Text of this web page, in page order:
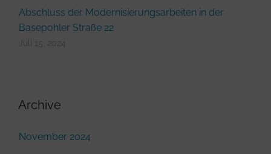
Abschluss der Modernisierungsarbeiten in der
Basepohler Straße 22
Juli 15, 2024
Archive
November 2024